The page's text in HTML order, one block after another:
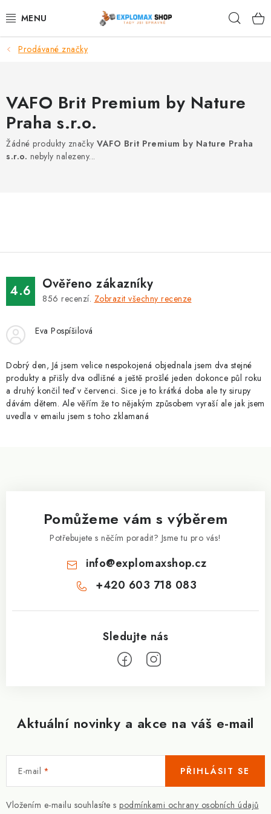
na
%AKCE
SPORTOVNÍ VÝŽIVA
ZDRAVÉ POTRAVINY
Kontakty Slovník pojmů
Obchodní podmínky
Podmínky ochrany osobních údajů
Slevový systém
Prodávané značky
VAFO Brit Premium by Nature
Praha s.r.o.
Žádné produkty značky VAFO Brit Premium by Nature Praha
s.r.o. nebyly nalezeny...
4.6 Ověřeno zákazníky
856 recenzí. Zobrazit všechny recenze
Eva Pospíšilová
Dobrý den, Já jsem velice nespokojená objednala jsem dva stejné
produkty a přišly dva odlišné a ještě prošlé jeden dokonce půl roku
a druhý končil teď v červenci. Sice je to krátká doba ale ty sirupy
dávám dětem. Ale věřím že to nějakým způsobem vyraší ale jak jsem
uvedla v emailu jsem s toho zklamaná
Aktuální novinky a akce na váš e-mail
E-mail
Vložením e-mailu souhlasíte s podmínkami ochrany osobních údajů
PŘIHLÁSIT SE
Pomůžeme vám s výběrem
Potřebujete s něčím poradit? Jsme tu pro vás!
info@explomaxshop.cz
+420 603 718 083